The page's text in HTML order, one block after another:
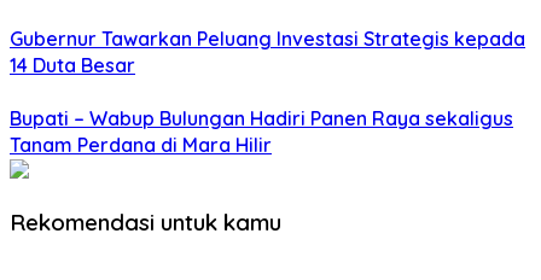
Gubernur Tawarkan Peluang Investasi Strategis kepada
14 Duta Besar
Bupati – Wabup Bulungan Hadiri Panen Raya sekaligus
Tanam Perdana di Mara Hilir
Rekomendasi untuk kamu